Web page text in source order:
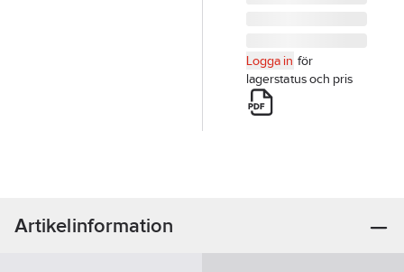
Logga in för
lagerstatus och pris
Artikelinformation